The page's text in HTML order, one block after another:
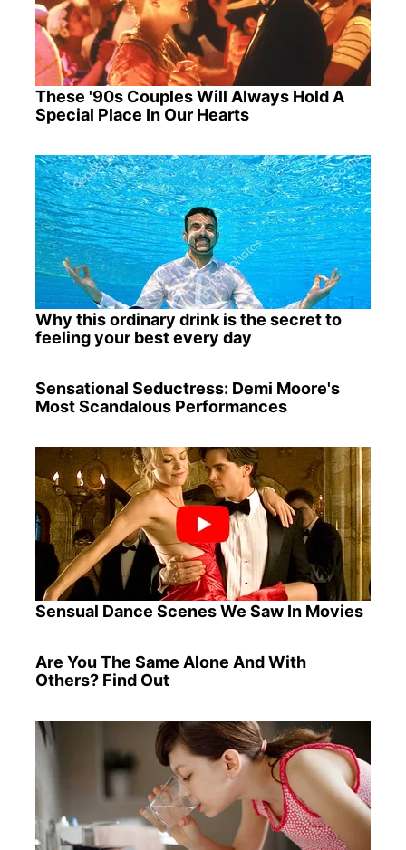
These '90s Couples Will Always Hold A
Special Place In Our Hearts
Why this ordinary drink is the secret to
feeling your best every day
Sensational Seductress: Demi Moore's
Most Scandalous Performances
Sensual Dance Scenes We Saw In Movies
Are You The Same Alone And With
Others? Find Out